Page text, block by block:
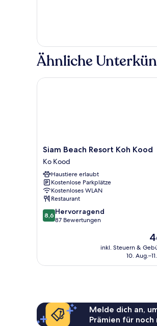
Ähnliche
Siam
Beach
Resort
Koh
Kood
Ko
Kood
Siam Beach Resort Koh Kood
Ko Kood
Haustiere erlaubt
Kostenlose Parkplätze
Kostenloses WLAN
Restaurant
8.6
von
8,6 Hervorragend
87 Bewertungen
inkl. Steuern &
10.
Siam Beach Resort Koh Kood
Melde dich an,
Prämien für